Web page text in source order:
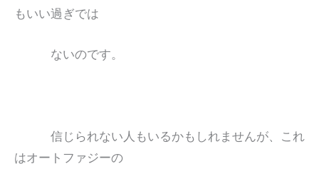
もいい過ぎでは
ないのです。
信じられない人もいるかもしれませんが、これ
はオートファジーの